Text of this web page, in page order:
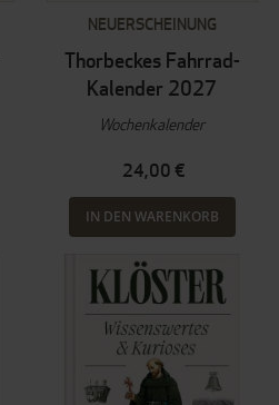
NEUERSCHEINUNG
Thorbeckes Fahrrad-
Kalender 2027
Wochenkalender
24,00 €
IN DEN WARENKORB